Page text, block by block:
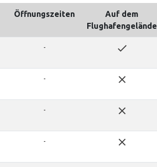
Öffnungszeiten
Auf dem
Flughafengelände
- done
- close
- close
- close